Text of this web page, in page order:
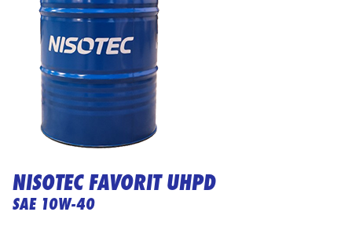
NISOTEC FAVORIT UHPD
SAE 10W-40